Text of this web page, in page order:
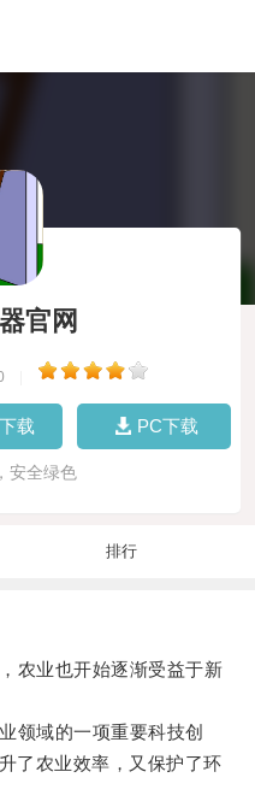
官网
载 PC下载
安全绿色
排行
业也开始逐渐受益于新
域的一项重要科技创
了农业效率，又保护了环